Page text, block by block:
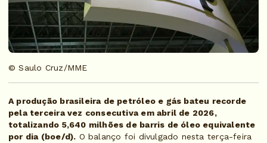
© Saulo Cruz/MME
A produção brasileira de petróleo e gás bateu recorde
pela terceira vez consecutiva em abril de 2026,
totalizando 5,640 milhões de barris de óleo equivalente
por dia (boe/d). O balanço foi divulgado nesta terça-feira